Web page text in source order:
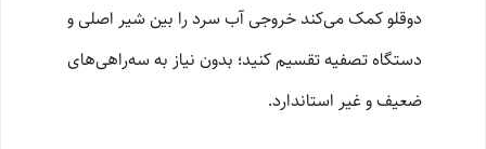
دوقلو کمک می‌کند خروجی آب سرد را بین شیر اصلی و
دستگاه تصفیه تقسیم کنید؛ بدون نیاز به سه‌راهی‌های
ضعیف و غیر استاندارد.